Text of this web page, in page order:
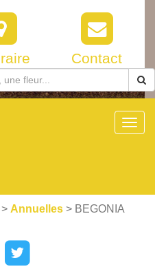
Contact
> Annuelles > BEGONIA